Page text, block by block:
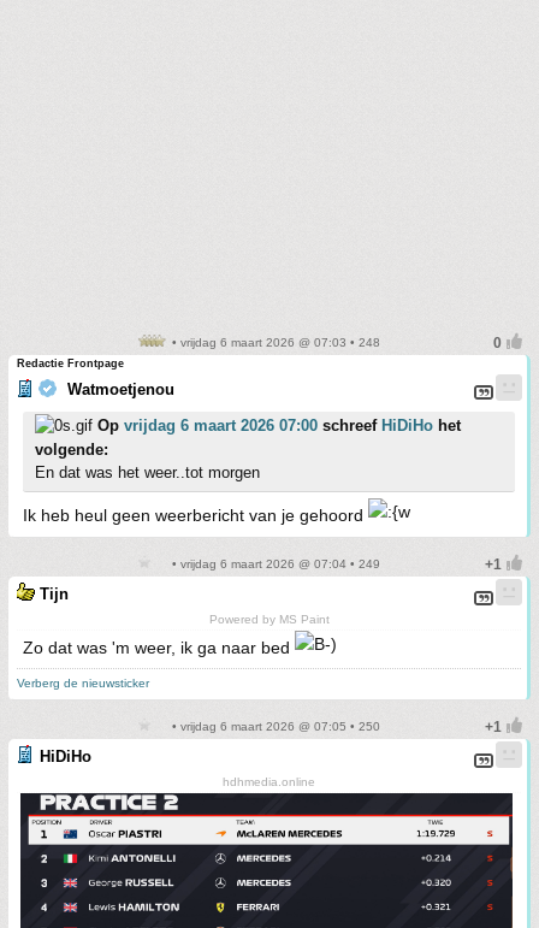
• vrijdag 6 maart 2026 @ 07:03 • 248
Redactie Frontpage
Watmoetjenou
Op vrijdag 6 maart 2026 07:00 schreef HiDiHo het
volgende:
En dat was het weer..tot morgen
Ik heb heul geen weerbericht van je gehoord
• vrijdag 6 maart 2026 @ 07:04 • 249
Tijn
Powered by MS Paint
Zo dat was 'm weer, ik ga naar bed
Verberg de nieuwsticker
• vrijdag 6 maart 2026 @ 07:05 • 250
HiDiHo
hdhmedia.online